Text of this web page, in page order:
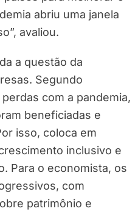
abriu uma janela
avaliou.
a questão da
Segundo
com a pandemia,
beneficiadas e
isso, coloca em
inclusivo e
Para o economista, os
com
patrimônio e